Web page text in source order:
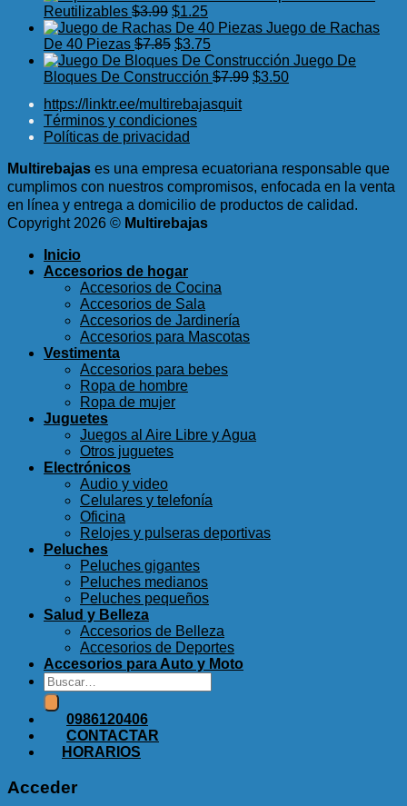
$9.75.$5.99.
original
era:
$9.89.
es:
Reutilizables $3.99 El
precio
original
era:
$3.99.
$1.25El
precio
actual
es:
$1.25.
Juego de Rachas
De 40 Piezas $7.85 El
precio
original
$7.85.
$3.75El
precio
actual
$3.75.
Juego De
Bloques De Construcción $7.99 El
$3.50El
https://linktr.ee/multirebajasquit
Términos y condiciones
Políticas de privacidad
Multirebajas es una empresa ecuatoriana responsable que
cumplimos con nuestros compromisos, enfocada en la venta
en línea y entrega a domicilio de productos de calidad.
Copyright 2026 © Multirebajas
Inicio
Accesorios de hogar
Accesorios de Cocina
Accesorios de Sala
Accesorios de Jardinería
Accesorios para Mascotas
Vestimenta
Accesorios para bebes
Ropa de hombre
Ropa de mujer
Juguetes
Juegos al Aire Libre y Agua
Otros juguetes
Electrónicos
Audio y video
Celulares y telefonía
Oficina
Relojes y pulseras deportivas
Peluches
Peluches gigantes
Peluches medianos
Peluches pequeños
Salud y Belleza
Accesorios de Belleza
Accesorios de Deportes
Accesorios para Auto y Moto
Buscar
por:
0986120406
CONTACTAR
HORARIOS
Acceder